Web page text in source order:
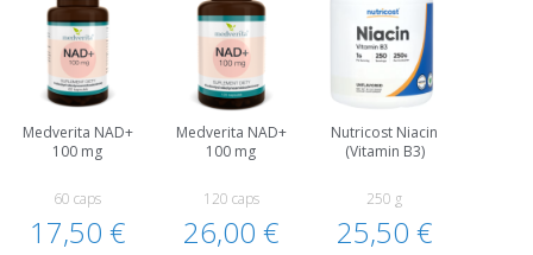
Medverita NAD+
100 mg
60 caps
17,50 €
Medverita NAD+
100 mg
120 caps
26,00 €
Nutricost Niacin
(Vitamin B3)
250 g
25,50 €